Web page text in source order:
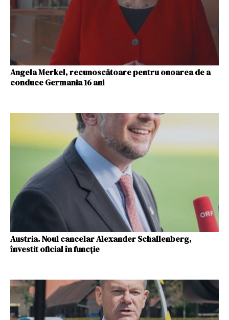
Angela Merkel, recunoscătoare pentru onoarea de a
conduce Germania 16 ani
Austria. Noul cancelar Alexander Schallenberg,
învestit oficial în funcție